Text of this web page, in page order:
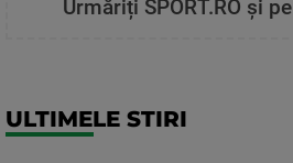
Urmăriți SPORT.RO și pe
ULTIMELE STIRI